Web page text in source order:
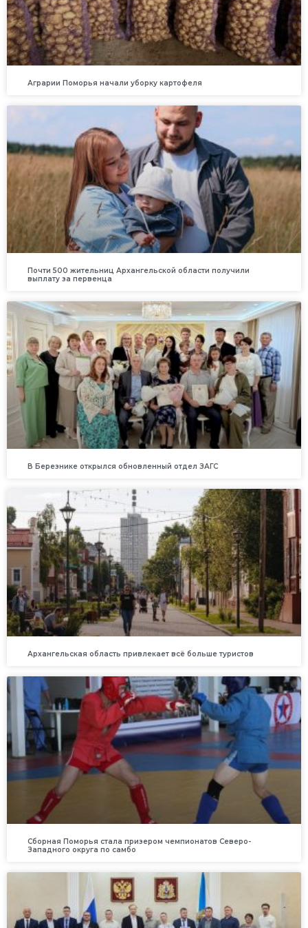
Аграрии Поморья начали уборку картофеля
Почти 500 жительниц Архангельской области получили
выплату за первенца
В Березнике открылся обновленный отдел ЗАГС
Архангельская область привлекает всё больше туристов
Сборная Поморья стала призером чемпионатов Северо-
Западного округа по самбо